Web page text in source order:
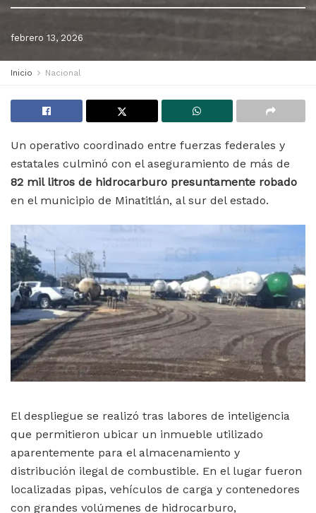
febrero 13, 2026
Inicio Nacional
Un operativo coordinado entre fuerzas federales y
estatales culminó con el aseguramiento de más de
82 mil litros de hidrocarburo presuntamente robado
en el municipio de Minatitlán, al sur del estado.
El despliegue se realizó tras labores de inteligencia
que permitieron ubicar un inmueble utilizado
aparentemente para el almacenamiento y
distribución ilegal de combustible. En el lugar fueron
localizadas pipas, vehículos de carga y contenedores
con grandes volúmenes de hidrocarburo,